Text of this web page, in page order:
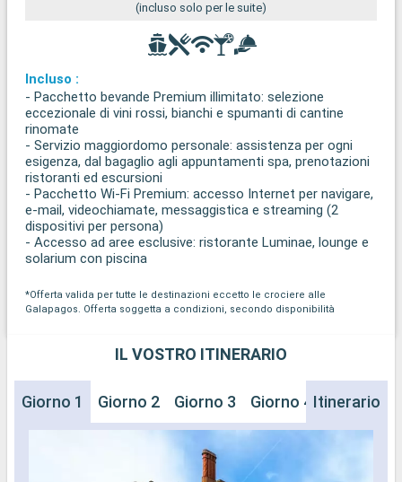
(incluso solo per le suite)
Incluso :
- Pacchetto bevande Premium illimitato: selezione
eccezionale di vini rossi, bianchi e spumanti di cantine
rinomate
- Servizio maggiordomo personale: assistenza per ogni
esigenza, dal bagaglio agli appuntamenti spa, prenotazioni
ristoranti ed escursioni
- Pacchetto Wi-Fi Premium: accesso Internet per navigare,
e-mail, videochiamate, messaggistica e streaming (2
dispositivi per persona)
- Accesso ad aree esclusive: ristorante Luminae, lounge e
solarium con piscina
*Offerta valida per tutte le destinazioni eccetto le crociere alle
Galapagos. Offerta soggetta a condizioni, secondo disponibilità
IL VOSTRO ITINERARIO
Giorno 1 Giorno 2 Giorno 3 Giorno 4 Giorno 5
Itinerario